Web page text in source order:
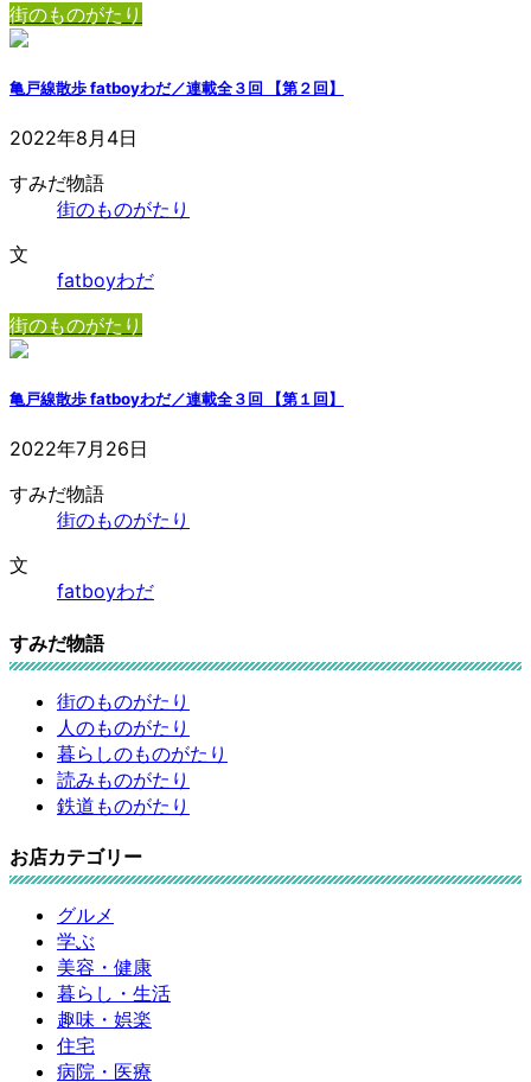
街のものがたり
亀戸線散歩 fatboyわだ／連載全３回 【第２回】
2022年8月4日
すみだ物語
街のものがたり
文
fatboyわだ
街のものがたり
亀戸線散歩 fatboyわだ／連載全３回 【第１回】
2022年7月26日
すみだ物語
街のものがたり
文
fatboyわだ
すみだ物語
街のものがたり
人のものがたり
暮らしのものがたり
読みものがたり
鉄道ものがたり
お店カテゴリー
グルメ
学ぶ
美容・健康
暮らし・生活
趣味・娯楽
住宅
病院・医療